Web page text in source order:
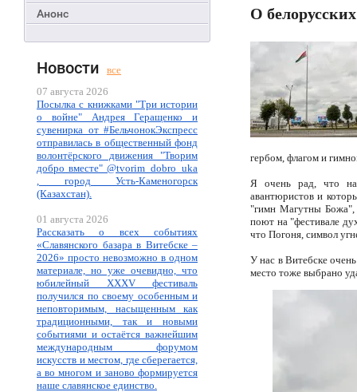
Анонс
Новости
все
07 августа 2026
Посылка с книжками "Три истории
о войне" Андрея Геращенко и
сувенирка от #БельчонокЭкспресс
отправилась в общественный фонд
волонтёрского движения "Творим
добро вместе" @tvorim_dobro_uka
, город Усть-Каменогорск
(Казахстан).
01 августа 2026
Рассказать о всех событиях
«Славянского базара в Витебске –
2026» просто невозможно в одном
материале, но уже очевидно, что
юбилейный XXXV фестиваль
получился по своему особенным и
неповторимым, насыщенным как
традиционными, так и новыми
событиями и остаётся важнейшим
международным форумом
искусств и местом, где сберегается,
а во многом и заново формируется
наше славянское единство.
О
гербом, флагом и
Я очень рад, что
авантюристов и
"гимн Магутны Божа",
поют на "фестивале
что Погоня, символ
У нас в Витебске очень
место тоже выбрано